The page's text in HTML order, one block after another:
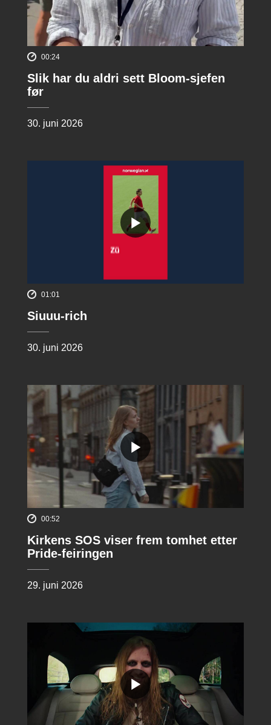
00:24
Slik har du aldri sett Bloom-sjefen
før
30. juni 2026
01:01
Siuuu-rich
30. juni 2026
00:52
Kirkens SOS viser frem tomhet etter
Pride-feiringen
29. juni 2026